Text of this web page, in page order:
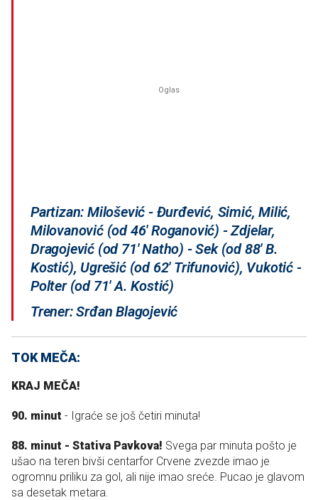
Partizan: Milošević - Đurđević, Simić, Milić,
Milovanović (od 46' Roganović) - Zdjelar,
Dragojević (od 71' Natho) - Sek (od 88' B.
Kostić), Ugrešić (od 62' Trifunović), Vukotić -
Polter (od 71' A. Kostić)
Trener: Srđan Blagojević
TOK MEČA:
KRAJ MEČA!
90. minut - Igraće se još četiri minuta!
88. minut - Stativa Pavkova! Svega par minuta pošto je
ušao na teren bivši centarfor Crvene zvezde imao je
ogromnu priliku za gol, ali nije imao sreće. Pucao je glavom
sa desetak metara.